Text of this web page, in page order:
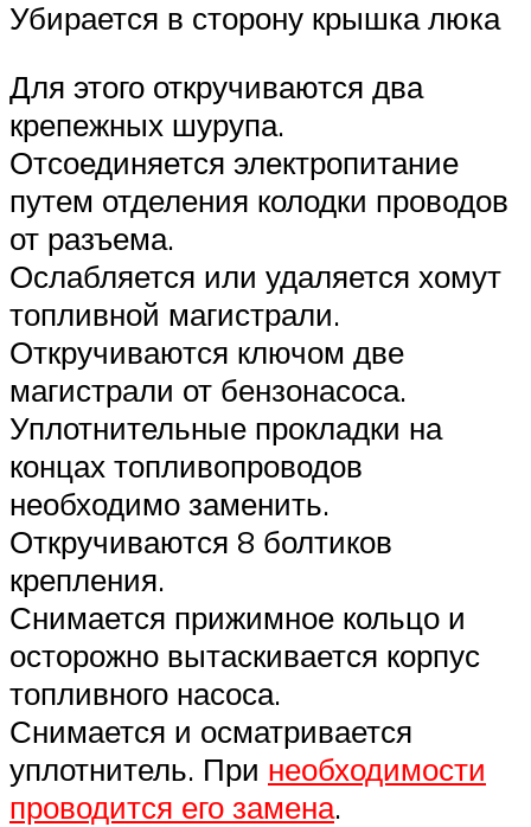
Убирается в сторону крышка люка
Для этого откручиваются два
крепежных шурупа.
Отсоединяется электропитание
путем отделения колодки проводов
от разъема.
Ослабляется или удаляется хомут
топливной магистрали.
Откручиваются ключом две
магистрали от бензонасоса.
Уплотнительные прокладки на
концах топливопроводов
необходимо заменить.
Откручиваются 8 болтиков
крепления.
Снимается прижимное кольцо и
осторожно вытаскивается корпус
топливного насоса.
Снимается и осматривается
уплотнитель. При необходимости
проводится его замена.